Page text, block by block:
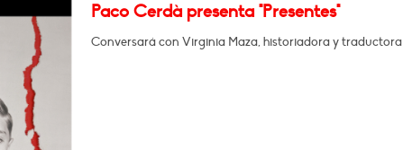
Paco Cerdà presenta "Presentes"
Conversará con Virginia Maza, historiadora y traductora